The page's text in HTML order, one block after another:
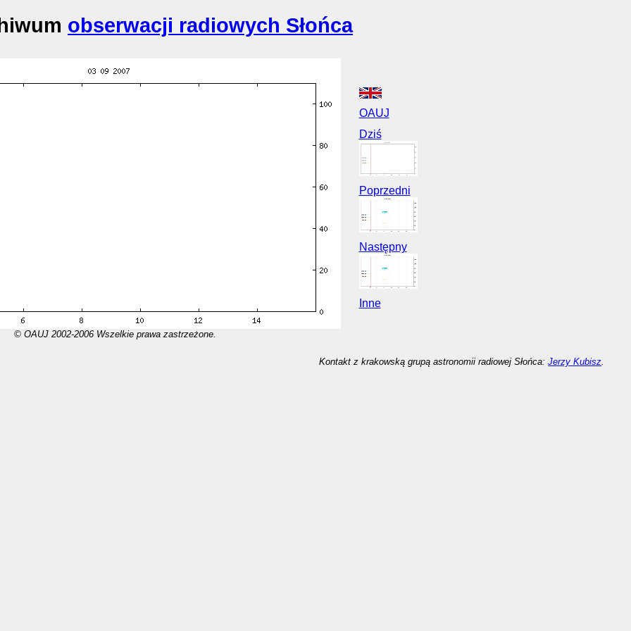
obserwacji radiowych Słońca
© OAUJ 2002-2006 Wszelkie prawa zastrzeżone.
OAUJ
Dziś
Poprzedni
Następny
Inne
Kontakt z krakowską grupą astronomii radiowej Słońca:Jerzy Kubisz.